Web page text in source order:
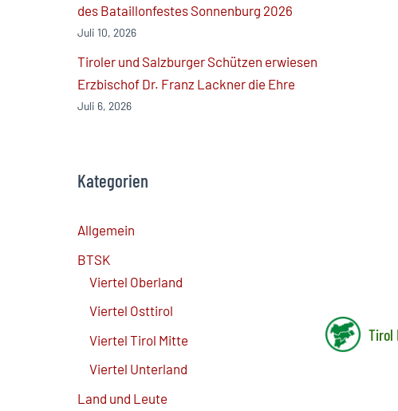
Tirol
des Bataillonfestes Sonnenburg 2026
Juli 10, 2026
Tiroler und Salzburger Schützen erwiesen
Erzbischof Dr. Franz Lackner die Ehre
Juli 6, 2026
Kategorien
Allgemein
BTSK
Viertel Oberland
Viertel Osttirol
Viertel Tirol Mitte
Viertel Unterland
Land und Leute